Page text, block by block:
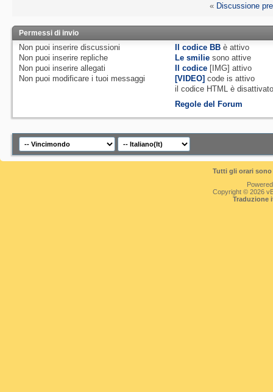
« Discussione
Permessi di invio
Non puoi inserire discussioni
Non puoi inserire repliche
Non puoi inserire allegati
Non puoi modificare i tuoi messaggi
Il codice BB èattivo
Le smilie sono attive
Il codice [IMG]attivo
[VIDEO] code isattivo
il codice HTML è
Regole del Forum
Tutti gli orari
Copyright © 2026
Traduzione